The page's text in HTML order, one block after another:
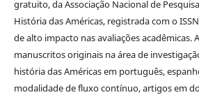
gratuito, da Associação Nacional de
História das Américas, registrada com o
de alto impacto nas avaliações acadêmicas.
manuscritos originais na área de
história das Américas em português,
modalidade de fluxo contínuo, artigos em